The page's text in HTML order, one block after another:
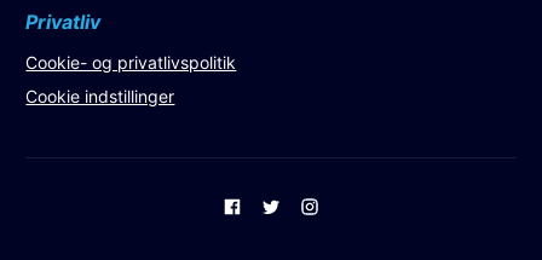
Privatliv
Cookie- og privatlivspolitik
Cookie indstillinger